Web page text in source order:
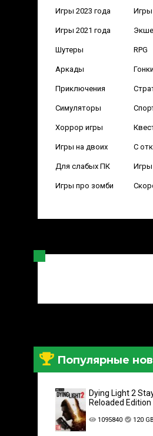
Игры 2023 года Игры
Игры 2021 года
Шутеры RPG
Аркады Гонки
Приключения
Симуляторы
Хоррор игры
Игры на двоих С
Для слабых ПК
Игры про зомби
Популярные
Dying Light 2
Reloaded Edition
1095840 120 GB